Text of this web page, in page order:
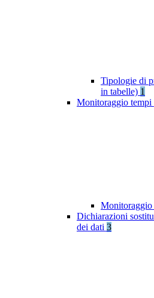
Tipologie di
in tabelle) 1
Monitoraggio tempi
Monitoraggio
Dichiarazioni
dei dati 3